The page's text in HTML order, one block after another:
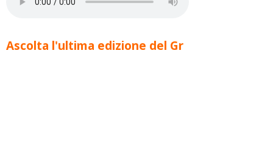
Ascolta l'ultima edizione del Gr